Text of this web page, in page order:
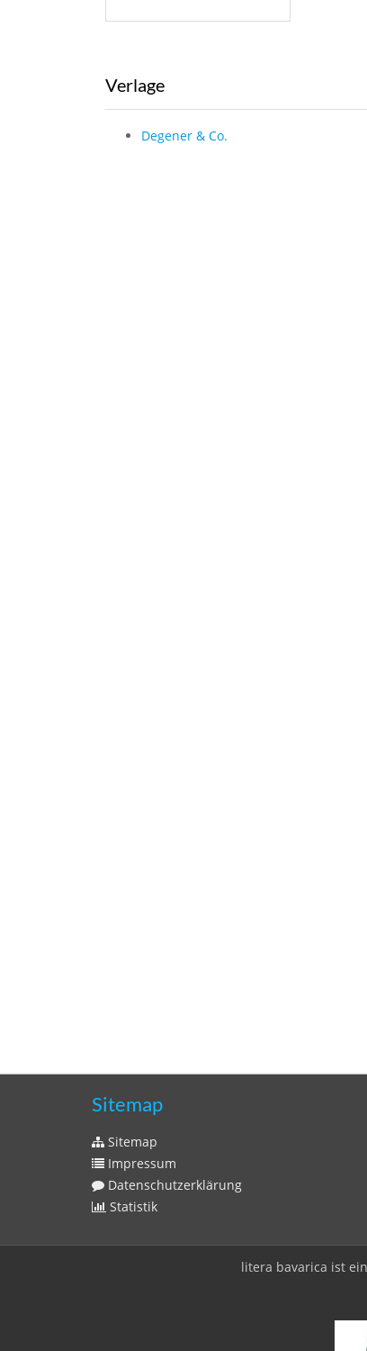
Verlage
Degener & Co.
Sitemap
Sitemap
Impressum
Datenschutzerklärung
Statistik
litera bavarica ist